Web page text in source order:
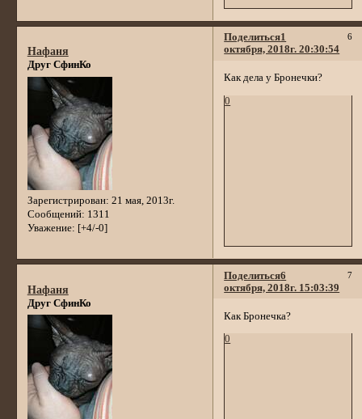
Поделиться 6
1
октября, 2018г. 20:30:54
Нафаня
Друг СфинКо
Зарегистрирован: 21 мая, 2013г.
Сообщений: 1311
Уважение: [+4/-0]
Как дела у Бронечки?
0
Поделиться 7
6
октября, 2018г. 15:03:39
Нафаня
Друг СфинКо
Как Бронечка?
0